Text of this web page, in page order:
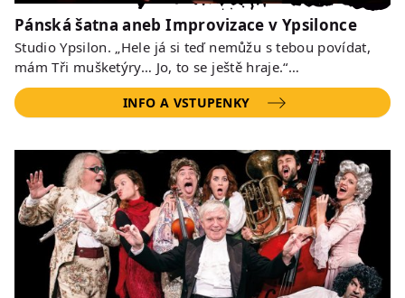
Pánská šatna aneb Improvizace v Ypsilonce
Studio Ypsilon. „Hele já si teď nemůžu s tebou povídat,
mám Tři mušketýry… Jo, to se ještě hraje.“…
INFO A VSTUPENKY